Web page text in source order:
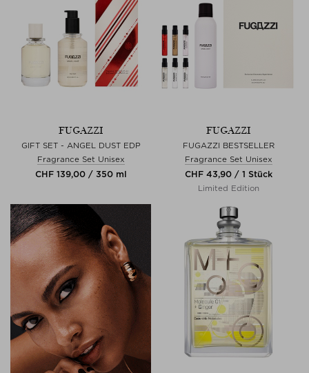
FUGAZZI
GIFT SET - ANGEL DUST EDP
Fragrance Set Unisex
CHF 139,00 / 350 ml
FUGAZZI
FUGAZZI BESTSELLER
Fragrance Set Unisex
CHF 43,90 / 1 Stück
Limited Edition